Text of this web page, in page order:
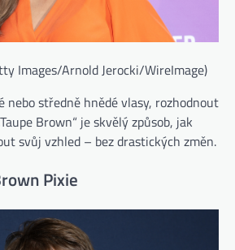
Images/Arnold Jerocki/WireImage)
nebo středně hnědé vlasy, rozhodnout
Brown“ je skvělý způsob, jak
svůj vzhled – bez drastických změn.
Pixie